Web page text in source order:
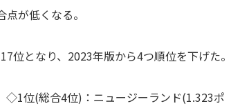
が低くなる。
となり、2023年版から4つ順位を下げた。
◇1位(総合4位)：ニュージーランド(1.323ポ